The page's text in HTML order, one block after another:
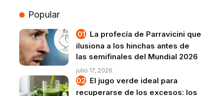
Popular
La profecía de Parravicini que
ilusiona a los hinchas antes de
las semifinales del Mundial 2026
julio 17, 2026
El jugo verde ideal para
recuperarse de los excesos: los